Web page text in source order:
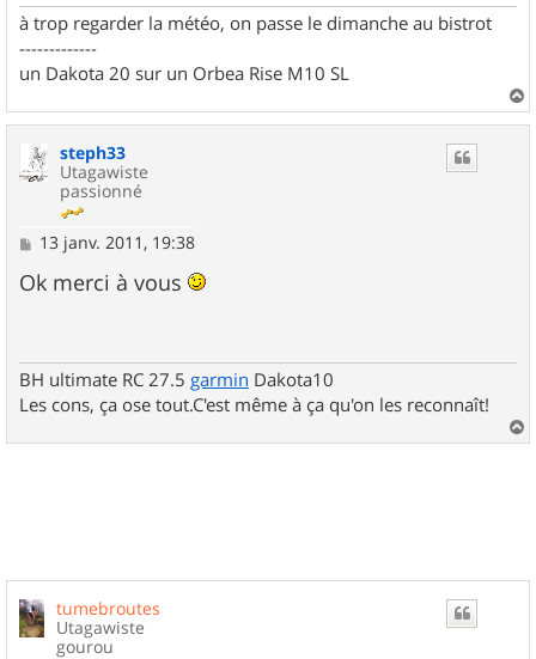
à trop regarder la météo, on passe le dimanche au bistrot
-------------
un Dakota 20 sur un Orbea Rise M10 SL
a
steph33
Utagawiste
passionné
M
s
s
13 janv. 2011, 19:38
Ok merci à vous
BH ultimate RC 27.5 garmin Dakota10
Les cons, ça ose tout.C'est même à ça qu'on les reconnaît!
a
tumebroutes
Utagawiste
gourou